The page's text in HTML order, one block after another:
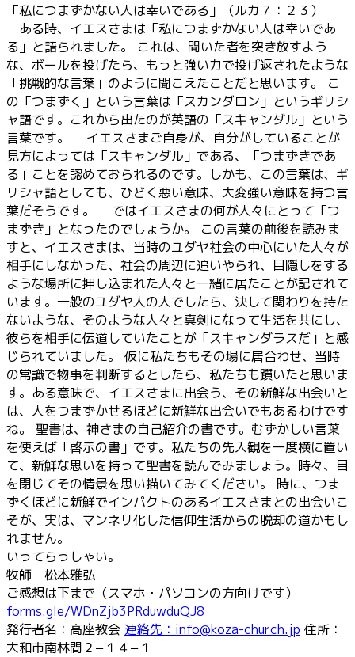
「私につまずかない人は幸いである」（ルカ７：２３）
ある時、イエスさまは「私につまずかない人は幸いであ
る」と語られました。 これは、聞いた者を突き放すよう
な、ボールを投げたら、もっと強い力で投げ返されたような
「挑戦的な言葉」のように聞こえたことだと思います。 こ
の「つまずく」という言葉は「スカンダロン」というギリシ
ャ語です。これから出たのが英語の「スキャンダル」という
言葉です。 イエスさまご自身が、自分がしていることが
見方によっては「スキャンダル」である、「つまずきであ
る」ことを認めておられるのです。しかも、この言葉は、ギ
リシャ語としても、ひどく悪い意味、大変強い意味を持つ言
葉だそうです。 ではイエスさまの何が人々にとって「つ
まずき」となったのでしょうか。 この言葉の前後を読みま
すと、イエスさまは、当時のユダヤ社会の中心にいた人々が
相手にしなかった、社会の周辺に追いやられ、目隠しをする
ような場所に押し込まれた人々と一緒に居たことが記されて
います。一般のユダヤ人の人でしたら、決して関わりを持た
ないような、そのような人々と真剣になって生活を共にし、
彼らを相手に伝道していたことが「スキャンダラスだ」と感
じられていました。 仮に私たちもその場に居合わせ、当時
の常識で物事を判断するとしたら、私たちも躓いたと思いま
す。ある意味で、イエスさまに出会う、その新鮮な出会いと
は、人をつまずかせるほどに新鮮な出会いでもあるわけです
ね。 聖書は、神さまの自己紹介の書です。むずかしい言葉
を使えば「啓示の書」です。私たちの先入観を一度横に置い
て、新鮮な思いを持って聖書を読んでみましょう。時々、目
を閉じてその情景を思い描いてみてください。 時に、つま
ずくほどに新鮮でインパクトのあるイエスさまとの出会いこ
そが、実は、マンネリ化した信仰生活からの脱却の道かもし
れません。
いってらっしゃい。
牧師 松本雅弘
ご感想は下まで（スマホ・パソコンの方向けです）
forms.gle/WDnZjb3PRduwduQJ8
発行者名：高座教会 連絡先：info@koza-church.jp 住所：
大和市南林間２−１４−１